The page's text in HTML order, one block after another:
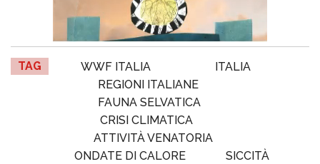
TAG WWF ITALIA
ITALIA
REGIONI ITALIANE
FAUNA SELVATICA
CRISI CLIMATICA
ATTIVITÀ VENATORIA
ONDATE DI CALORE
SICCITÀ